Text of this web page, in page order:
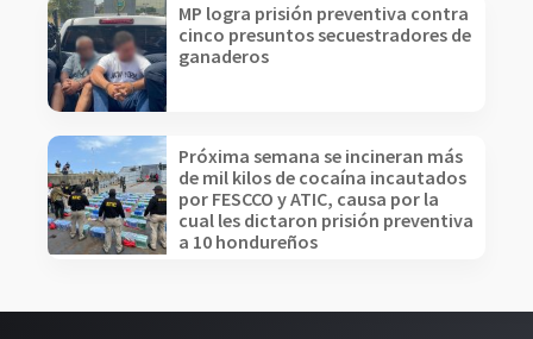
MP logra prisión preventiva contra
cinco presuntos secuestradores de
ganaderos
Próxima semana se incineran más
de mil kilos de cocaína incautados
por FESCCO y ATIC, causa por la
cual les dictaron prisión preventiva
a 10 hondureños